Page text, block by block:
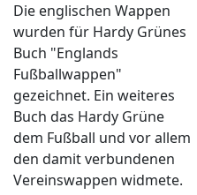
Die englischen Wappen
wurden für Hardy Grünes
Buch "Englands
Fußballwappen"
gezeichnet. Ein weiteres
Buch das Hardy Grüne
dem Fußball und vor allem
den damit verbundenen
Vereinswappen widmete.